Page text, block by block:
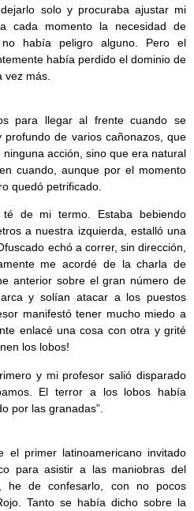
solo y procuraba ajustar mi
cada momento la necesidad de
no había peligro alguno. Pero el
había perdido el dominio de
vez más.
para llegar al frente cuando se
de varios cañonazos, que
acción, sino que era natural
cuando, aunque por el momento
quedó petrificado.
de mi termo. Estaba bebiendo
a nuestra izquierda, estalló una
echó a correr, sin dirección,
me acordé de la charla de
anterior sobre el gran número de
y solían atacar a los puestos
manifestó tener mucho miedo a
enlacé una cosa con otra y grité
los lobos!
y mi profesor salió disparado
El terror a los lobos había
por las granadas”.
el primer latinoamericano invitado
para asistir a las maniobras del
he de confesarlo, con no pocos
Tanto se había dicho sobre la